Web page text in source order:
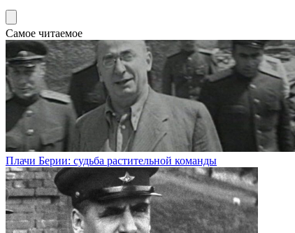
Самое читаемое
Плачи Берии: судьба растительной команды